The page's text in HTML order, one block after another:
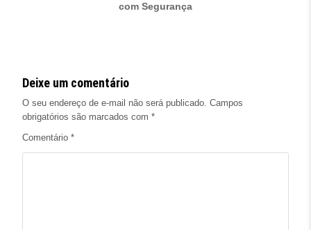
com Segurança
Deixe um comentário
O seu endereço de e-mail não será publicado. Campos
obrigatórios são marcados com *
Comentário *